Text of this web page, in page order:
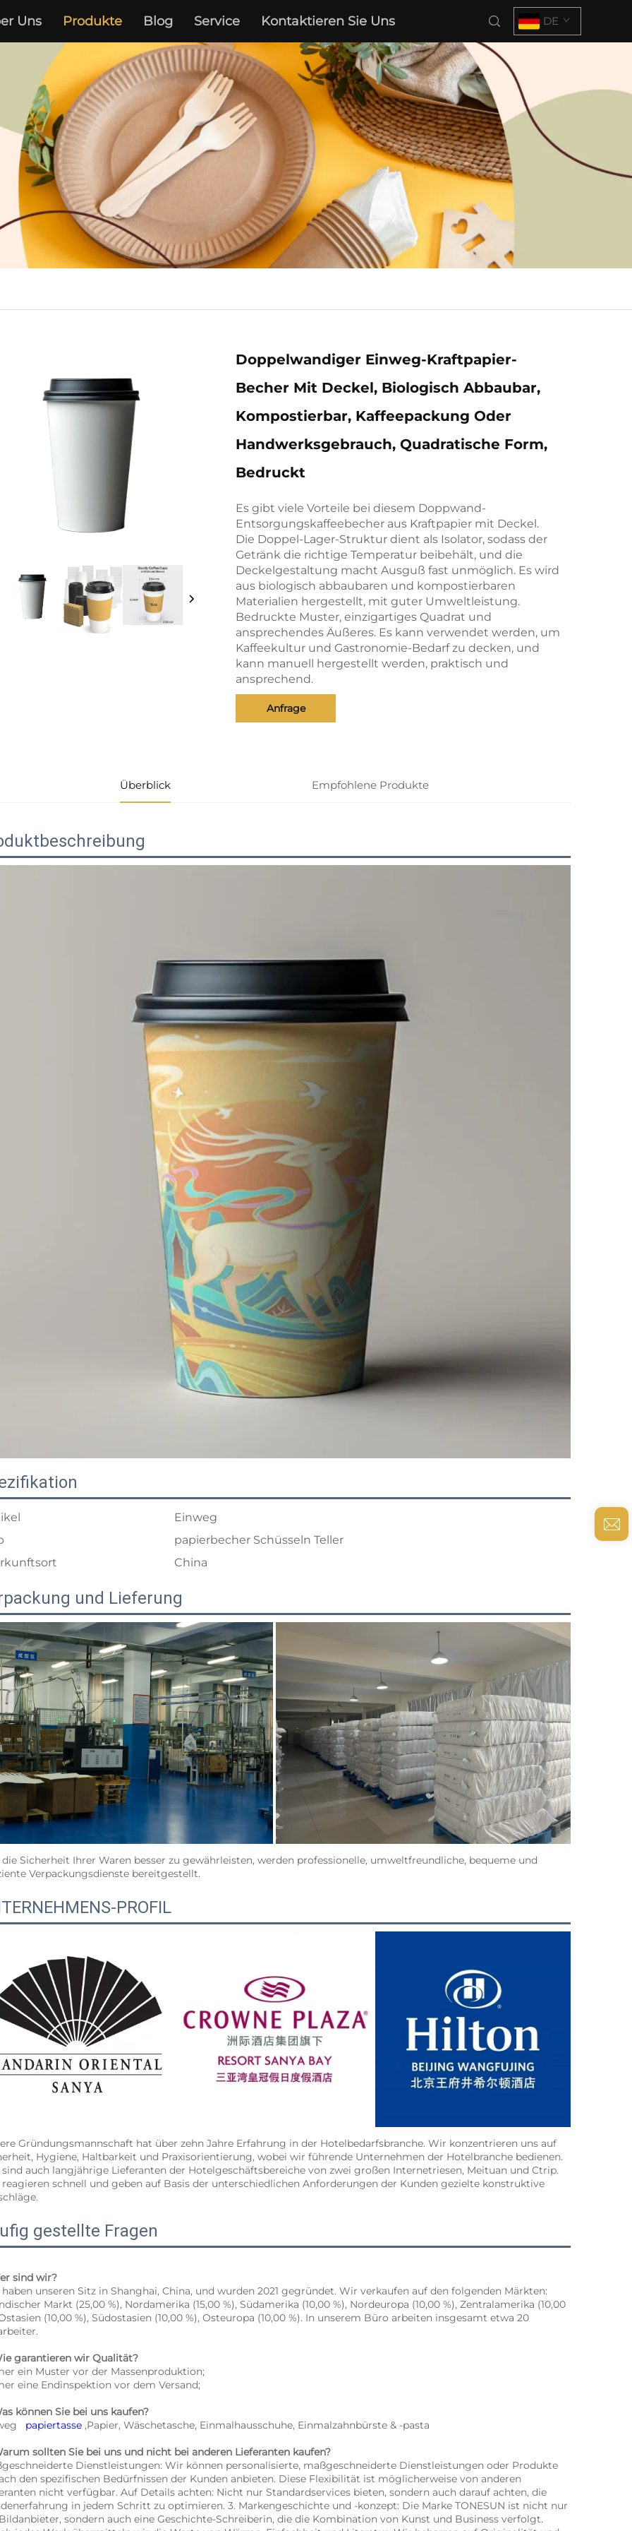
Uns Produkte Blog Service Kontaktieren Sie Uns DE
Doppelwandiger Einweg-Kraftpapier-
Becher Mit Deckel, Biologisch Abbaubar,
Kompostierbar, Kaffeepackung Oder
Handwerksgebrauch, Quadratische Form,
Bedruckt
Es gibt viele Vorteile bei diesem Doppwand-
Entsorgungskaffeebecher aus Kraftpapier mit Deckel.
Die Doppel-Lager-Struktur dient als Isolator, sodass der
Getränk die richtige Temperatur beibehält, und die
Deckelgestaltung macht Ausguß fast unmöglich. Es wird
aus biologisch abbaubaren und kompostierbaren
Materialien hergestellt, mit guter Umweltleistung.
Bedruckte Muster, einzigartiges Quadrat und
ansprechendes Äußeres. Es kann verwendet werden, um
Kaffeekultur und Gastronomie-Bedarf zu decken, und
kann manuell hergestellt werden, praktisch und
ansprechend.
Anfrage
Überblick Empfohlene Produkte
Einweg
papierbecher Schüsseln Teller
China
und Lieferung
Sicherheit Ihrer Waren besser zu gewährleisten, werden professionelle, umweltfreundliche, bequeme und
Verpackungsdienste bereitgestellt.
PROFIL
Gründungsmannschaft hat über zehn Jahre Erfahrung in der Hotelbedarfsbranche. Wir konzentrieren uns auf
Hygiene, Haltbarkeit und Praxisorientierung, wobei wir führende Unternehmen der Hotelbranche bedienen.
auch langjährige Lieferanten der Hotelgeschäftsbereiche von zwei großen Internetriesen, Meituan und Ctrip.
schnell und geben auf Basis der unterschiedlichen Anforderungen der Kunden gezielte konstruktive
gestellte Fragen
sind wir?
unseren Sitz in Shanghai, China, und wurden 2021 gegründet. Wir verkaufen auf den folgenden Märkten:
Markt (25,00 %), Nordamerika (15,00 %), Südamerika (10,00 %), Nordeuropa (10,00 %), Zentralamerika (10,00
(10,00 %), Südostasien (10,00 %), Osteuropa (10,00 %). In unserem Büro arbeiten insgesamt etwa 20
garantieren wir Qualität?
ein Muster vor der Massenproduktion;
eine Endinspektion vor dem Versand;
können Sie bei uns kaufen?
papiertasse ,Papier, Wäschetasche, Einmalhausschuhe, Einmalzahnbürste & -pasta
sollten Sie bei uns und nicht bei anderen Lieferanten kaufen?
Dienstleistungen: Wir können personalisierte, maßgeschneiderte Dienstleistungen oder Produkte
den spezifischen Bedürfnissen der Kunden anbieten. Diese Flexibilität ist möglicherweise von anderen
nicht verfügbar. Auf Details achten: Nicht nur Standardservices bieten, sondern auch darauf achten, die
in jedem Schritt zu optimieren. 3. Markengeschichte und -konzept: Die Marke TONESUN ist nicht nur
sondern auch eine Geschichte-Schreiberin, die die Kombination von Kunst und Business verfolgt.